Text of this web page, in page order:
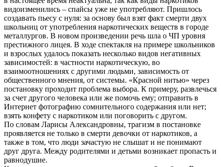
видоизменились – спайсы уже не употребляют. Пришлось
создавать пьесу с нуля: за основу был взят факт смерти двух
школьниц от употребления наркотических веществ в городе
металлургов. В новом произведении речь шла о ЧП уровня
престижного лицея. В ходе спектакля на примере школьников
и взрослых удалось показать несколько видов негативных
зависимостей: в частности наркотическую, во
взаимоотношениях с другими людьми, зависимость от
общественного мнения, от системы. «Красной нитью» через
постановку проходит проблема выбора. К примеру, развлечься
за счет другого человека или же помочь ему; отправить в
Интернет фотографию сомнительного содержания или нет;
взять конфету с наркотиком или поговорить с другом.
По словам Ларисы Александровны, трагизм в постановке
проявляется не только в смерти девочки от наркотиков, а
также в том, что люди зачастую не слышат и не понимают
друг друга. Между родителями и детьми возникает пропасть и
равнодушие.